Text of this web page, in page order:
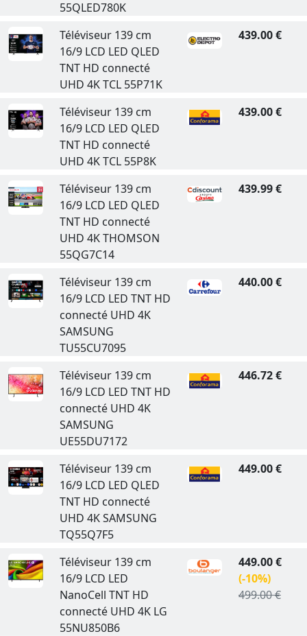
55QLED780K
Téléviseur 139 cm
16/9 LCD LED QLED
TNT HD connecté
UHD 4K TCL 55P71K
439.00 €
Téléviseur 139 cm
16/9 LCD LED QLED
TNT HD connecté
UHD 4K TCL 55P8K
439.00 €
Téléviseur 139 cm
16/9 LCD LED QLED
TNT HD connecté
UHD 4K THOMSON
55QG7C14
439.99 €
Téléviseur 139 cm
16/9 LCD LED TNT HD
connecté UHD 4K
SAMSUNG
TU55CU7095
440.00 €
Téléviseur 139 cm
16/9 LCD LED TNT HD
connecté UHD 4K
SAMSUNG
UE55DU7172
446.72 €
Téléviseur 139 cm
16/9 LCD LED QLED
TNT HD connecté
UHD 4K SAMSUNG
TQ55Q7F5
449.00 €
Téléviseur 139 cm
16/9 LCD LED
NanoCell TNT HD
connecté UHD 4K LG
55NU850B6
449.00 €
(-10%)
499.00 €